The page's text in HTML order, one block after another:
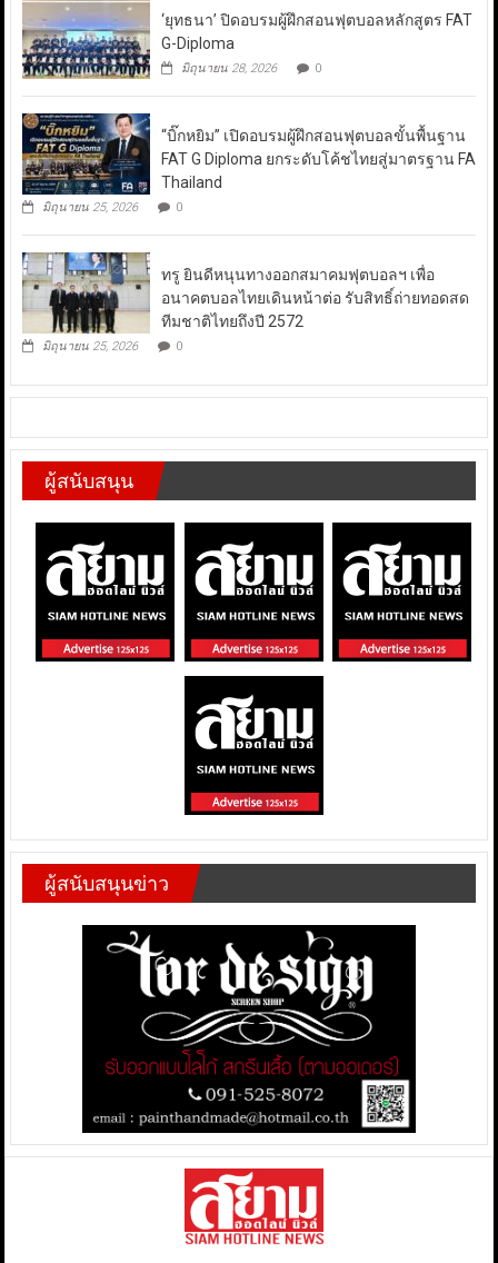
‘ยุทธนา’ ปิดอบรมผู้ฝึกสอนฟุตบอลหลักสูตร FAT
G-Diploma
มิถุนายน 28, 2026 0
“บิ๊กหยิม” เปิดอบรมผู้ฝึกสอนฟุตบอลขั้นพื้นฐาน
FAT G Diploma ยกระดับโค้ชไทยสู่มาตรฐาน FA
Thailand
มิถุนายน 25, 2026 0
ทรู ยินดีหนุนทางออกสมาคมฟุตบอลฯ เพื่อ
อนาคตบอลไทยเดินหน้าต่อ รับสิทธิ์ถ่ายทอดสด
ทีมชาติไทยถึงปี 2572
มิถุนายน 25, 2026 0
ผู้สนับสนุน
ผู้สนับสนุนข่าว